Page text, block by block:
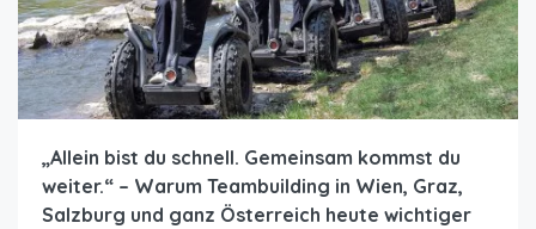
„Allein bist du schnell. Gemeinsam kommst du
weiter.“ – Warum Teambuilding in Wien, Graz,
Salzburg und ganz Österreich heute wichtiger